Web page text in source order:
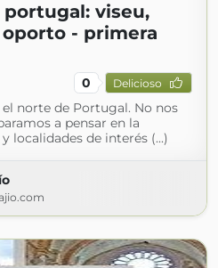
viseu,
- primera
0 Delicioso
norte de Portugal. No nos
a pensar en la
localidades de interés (...)